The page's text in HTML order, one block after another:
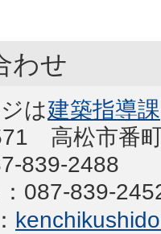
わせ
は建築指導課
高松市番
839-2488
087-839-